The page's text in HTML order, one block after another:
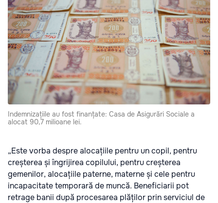
Indemnizațiile au fost finanțate: Casa de Asigurări Sociale a
alocat 90,7 milioane lei.
„Este vorba despre alocațiile pentru un copil, pentru
creșterea și îngrijirea copilului, pentru creșterea
gemenilor, alocațiile paterne, materne și cele pentru
incapacitate temporară de muncă. Beneficiarii pot
retrage banii după procesarea plăților prin serviciul de